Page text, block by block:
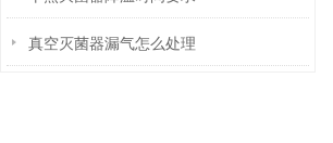
真空灭菌器漏气怎么处理